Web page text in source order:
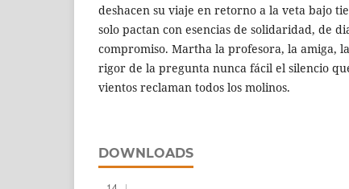
deshacen su viaje en retorno a la veta bajo
solo pactan con esencias de solidaridad, de
compromiso. Martha la profesora, la amiga,
rigor de la pregunta nunca fácil el silencio
vientos reclaman todos los molinos.
DOWNLOADS